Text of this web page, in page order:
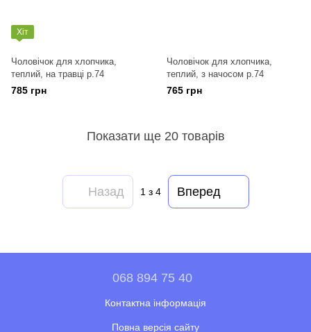
Хіт
Чоловічок для хлопчика,
теплий, на травці р.74
785 грн
Чоловічок для хлопчика,
теплий, з начосом р.74
765 грн
Показати ще 20 товарів
Назад 1 з 4 Вперед
068 894 75 40
Контактна інформація
Повна версія сайту